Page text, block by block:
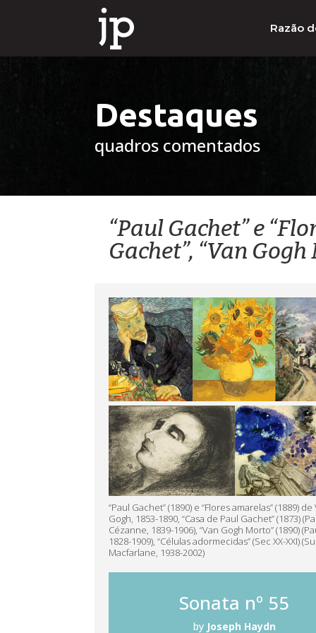
Razão
Destaques
quadros comentados
“Paul Gachet” e
Gachet”, “Van
“Paul Gachet” (1890) e “Flores amarelas” (1889)
Gogh, 1853-1890, “Casa de Paul Gachet” (1873)
Cézanne, 1839-1906), “Van Gogh Morto” (1890)
1828-1909), “Células adormecidas” (Sec XX-XXI)
Macfarlane, 1938-2002)
Sonata nº 55
by Joseph Haydn